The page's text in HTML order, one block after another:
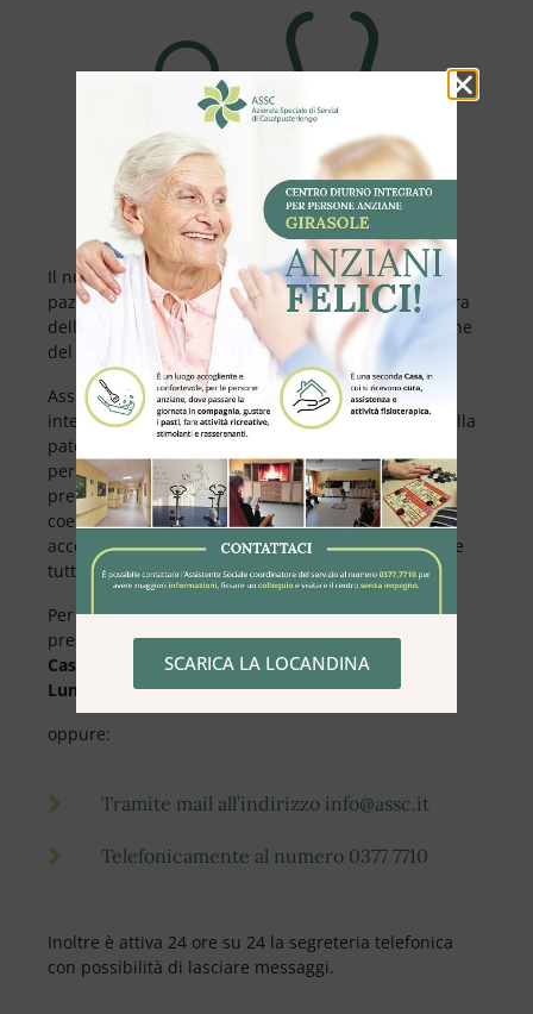
Il nuovo modello consiste nella scelta, da parte del
paziente, di un Ente Gestore al quale affidare la cura
della propria patologia, l’organizzazione e la gestione
del proprio percorso terapeutico.
Assieme al paziente, verranno programmati gli
interventi sanitari e sociosanitari per il controllo della
patologia, garantendo così monitoraggi puntuali e
periodici. In particolare, l’Ente si occuperà della
prenotazione di visite, esami ed altri servizi in
coerenza con le necessità del paziente, che verrà
accompagnato e monitorato costantemente durante
tutto il proprio percorso di cura.
Per tutte le informazioni vi invitiamo a contattarci
presso la nostra sede inVia Fleming,2 a
Casalpusterlengo presso la segreteria aperta dal
Lunedì al Venerdì dalle ore 09:00 alle ore 17:00.
oppure:
Tramite mail all’indirizzo info@assc.it
Telefonicamente al numero 0377 7710
Inoltre è attiva 24 ore su 24 la segreteria telefonica
con possibilità di lasciare messaggi.
SCARICA LA LOCANDINA